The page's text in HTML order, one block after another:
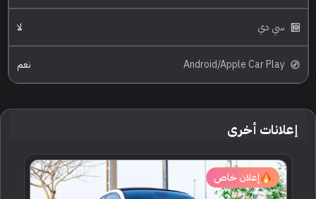
سي دي لا
Android/Apple Car Play نعم
إعلانات أخرى
إعلان خاص